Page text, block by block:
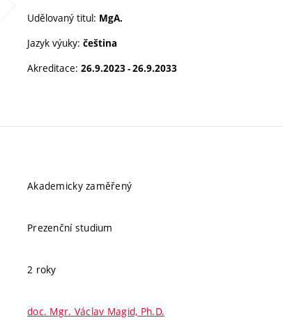
Udělovaný titul: MgA.
Jazyk výuky: čeština
Akreditace: 26.9.2023 - 26.9.2033
Akademicky zaměřený
Prezenční studium
2 roky
doc. Mgr. Václav Magid, Ph.D.